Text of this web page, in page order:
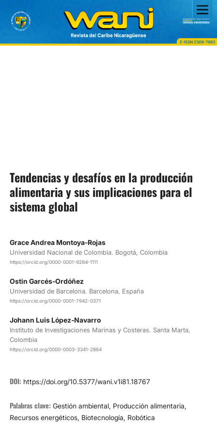
Tendencias y desafíos en la producción
alimentaria y sus implicaciones para el
sistema global
Grace Andrea Montoya-Rojas
Universidad Nacional de Colombia. Bogotá, Colombia
https://orcid.org/0000-0001-9284-1111
Ostin Garcés-Ordóñez
Universidad de Barcelona. Barcelona, España
https://orcid.org/0000-0001-7942-0371
Johann Luis López-Navarro
Instituto de Investigaciones Marinas y Costeras. Santa Marta,
Colombia
https://orcid.org/0000-0003-3341-2864
DOI: https://doi.org/10.5377/wani.v1i81.18767
Palabras clave: Gestión ambiental, Producción alimentaria,
Recursos energéticos, Biotecnología, Robótica